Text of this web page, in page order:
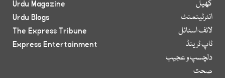
کھیل
انٹرٹینمنٹ
لائف اسٹائل
ٹاپ ٹرینڈ
دلچسپ و عجیب
صحت
Urdu Magazine
Urdu Blogs
The Express Tribune
Express Entertainment